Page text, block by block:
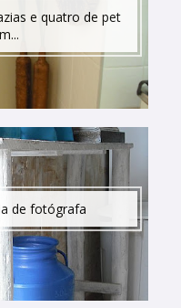
e quatro de pet
de fotógrafa